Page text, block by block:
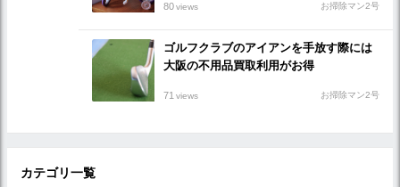
80views お掃除マン2号
ゴルフクラブのアイアンを手放す際には
大阪の不用品買取利用がお得
71 views お掃除マン2号
カテゴリ一覧